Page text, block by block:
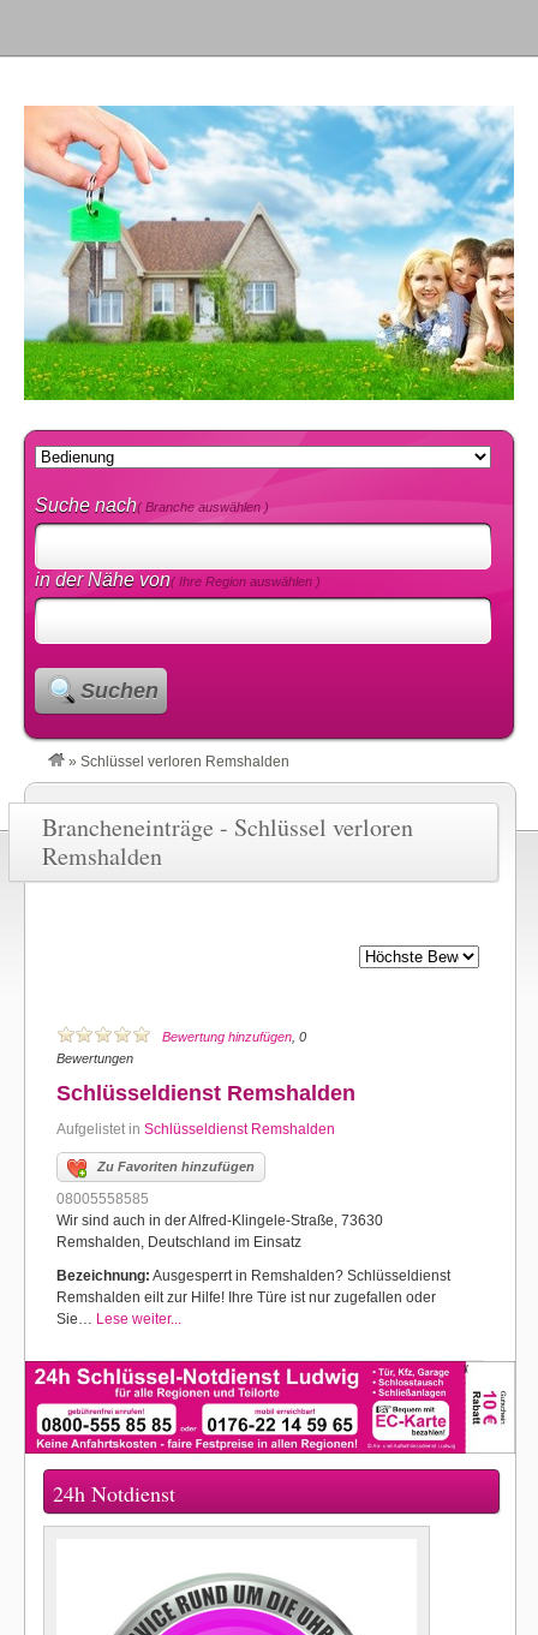
Suche nach( Branche auswählen )
in der Nähe von( Ihre Region auswählen )
Suchen
» Schlüssel verloren Remshalden
Brancheneinträge - Schlüssel verloren
Remshalden
Bewertung hinzufügen , 0
Bewertungen
Schlüsseldienst Remshalden
Aufgelistet in Schlüsseldienst Remshalden
Zu Favoriten hinzufügen
08005558585
Wir sind auch in der Alfred-Klingele-Straße, 73630
Remshalden, Deutschland im Einsatz
Bezeichnung: Ausgesperrt in Remshalden? Schlüsseldienst
Remshalden eilt zur Hilfe! Ihre Türe ist nur zugefallen oder
Sie… Lese weiter...
24h Notdienst